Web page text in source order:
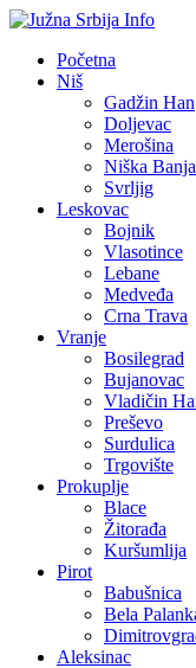
Početna
Niš
Gadžin Han
Doljevac
Merošina
Niška Banja
Svrljig
Leskovac
Bojnik
Vlasotince
Lebane
Medveđa
Crna Trava
Vranje
Bosilegrad
Bujanovac
Vladičin
Preševo
Surdulica
Trgovište
Prokuplje
Blace
Žitorađa
Kuršumlija
Pirot
Babušnica
Bela
Aleksinac